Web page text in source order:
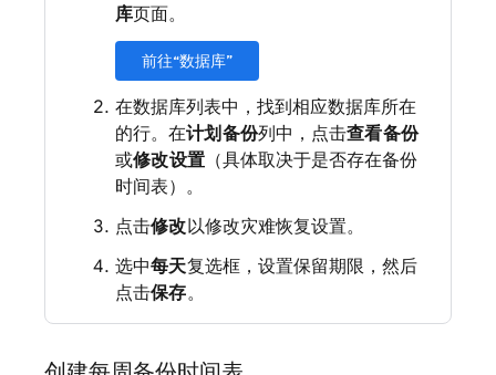
库页面。
前往“数据库”
在数据库列表中，找到相应数据库所在
的行。在计划备份列中，点击查看备份
或修改设置 （具体取决于是否存在备份
时间表）。
点击修改以修改灾难恢复设置。
选中每天复选框，设置保留期限，然后
点击保存。